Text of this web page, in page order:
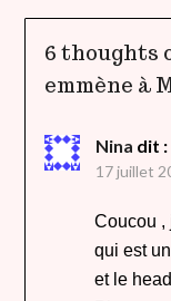
6 thoughts
emmène à
Nina dit :
17 juillet
Coucou ,
qui est
et le